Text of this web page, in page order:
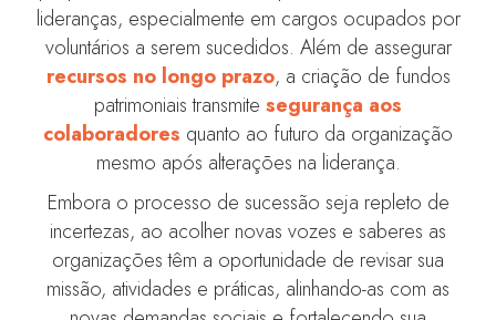
lideranças, especialmente em cargos ocupados por
voluntários a serem sucedidos. Além de assegurar
recursos no longo prazo, a criação de fundos
patrimoniais transmite segurança aos
colaboradores quanto ao futuro da organização
mesmo após alterações na liderança.
Embora o processo de sucessão seja repleto de
incertezas, ao acolher novas vozes e saberes as
organizações têm a oportunidade de revisar sua
missão, atividades e práticas, alinhando-as com as